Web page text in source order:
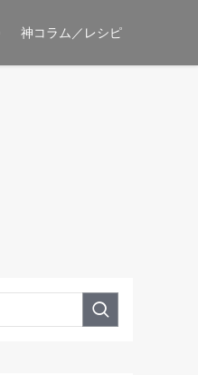
神コラム／レシピ